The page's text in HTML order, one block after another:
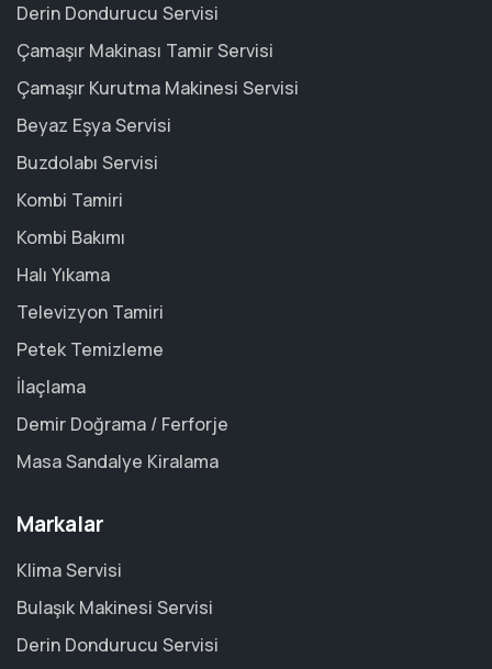
Derin Dondurucu Servisi
Çamaşır Makinası Tamir Servisi
Çamaşır Kurutma Makinesi Servisi
Beyaz Eşya Servisi
Buzdolabı Servisi
Kombi Tamiri
Kombi Bakımı
Halı Yıkama
Televizyon Tamiri
Petek Temizleme
İlaçlama
Demir Doğrama / Ferforje
Masa Sandalye Kiralama
Markalar
Klima Servisi
Bulaşık Makinesi Servisi
Derin Dondurucu Servisi